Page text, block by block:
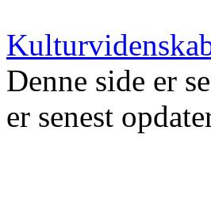
Denne side er
er senest